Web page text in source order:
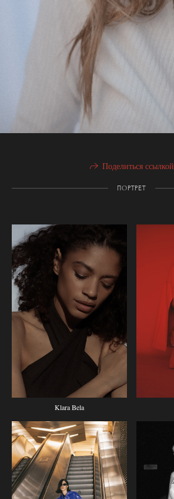
Поделиться ссылкой
ПОРТРЕТ
Klara Bela